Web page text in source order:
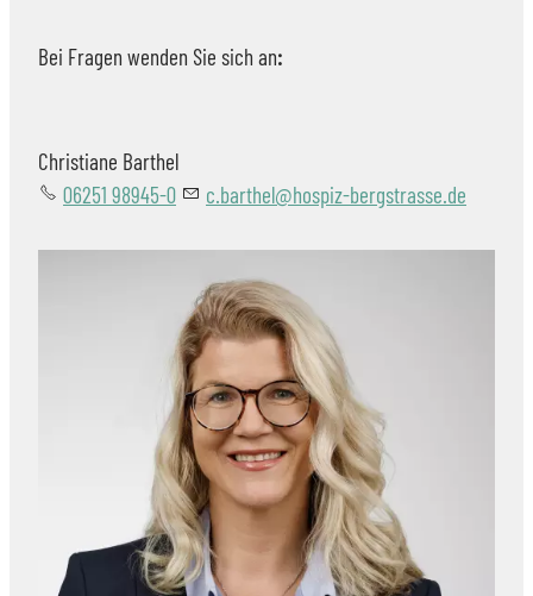
Bei Fragen wenden Sie sich an:
Christiane Barthel
06251 98945-0
c.barthel@hospiz-bergstrasse.de